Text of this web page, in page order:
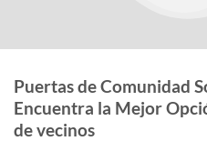
Puertas de Comunidad
Encuentra la Mejor
de vecinos